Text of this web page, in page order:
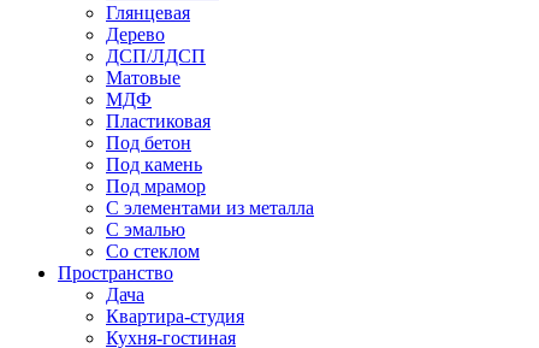
Глянцевая
Дерево
ДСП/ЛДСП
Матовые
МДФ
Пластиковая
Под бетон
Под камень
Под мрамор
С элементами из металла
С эмалью
Со стеклом
Пространство
Дача
Квартира-студия
Кухня-гостиная